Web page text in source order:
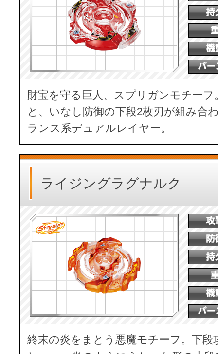
財宝を守る巨人、スプリガンモチーフ
と、いなし防御の下段2枚刃が組み合
ランス系デュアルレイヤー。
ライジングラグナルク
終末の炎をまとう悪魔モチーフ。下